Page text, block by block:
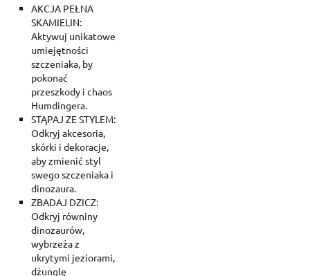
Create wishlist
Sign in
AKCJA PEŁNA
SKAMIELIN:
Aktywuj unikatowe
umiejętności
szczeniaka, by
pokonać
przeszkody i chaos
Humdingera.
STĄPAJ ZE STYLEM:
Odkryj akcesoria,
skórki i dekoracje,
aby zmienić styl
swego szczeniaka i
dinozaura.
ZBADAJ DZICZ:
Odkryj równiny
dinozaurów,
wybrzeża z
ukrytymi jeziorami,
dżunglę